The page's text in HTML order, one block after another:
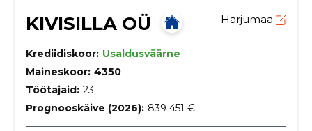
KIVISILLA OÜ Harjumaa
Krediidiskoor: Usaldusväärne
Maineskoor: 4350
Töötajaid: 23
Prognooskäive (2026): 839 451 €